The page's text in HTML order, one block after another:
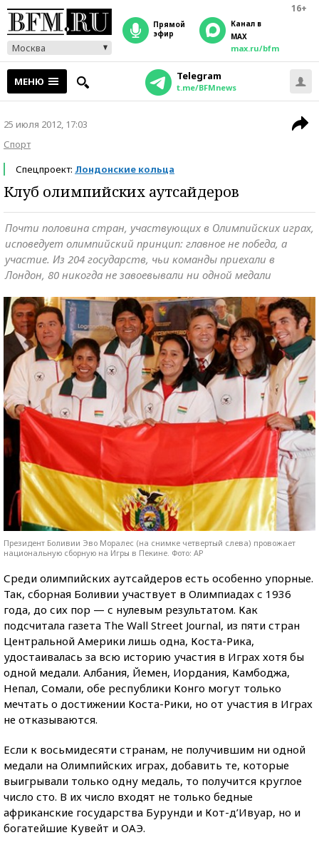
16+
Москва
прямой
эфир
Канал в
MAX
max.ru/bfm
МЕНЮ Telegram
t.me/BFMnews
25 июля 2012, 17:03
Спорт
Спецпроект: Лондонские кольца
Клуб олимпийских аутсайдеров
Почти половина стран, участвующих в Олимпийских играх,
исповедует олимпийский принцип: главное не победа, а
участие. Из 204 государств, чьи команды приехали в
Лондон, 80 никогда не завоевывали ни одной медали
Президент Боливии Эво Моралес (на снимке четвертый слева) провожает
национальную сборную на Игры в Пекине. Фото: AP
Среди олимпийских аутсайдеров есть особенно упорные.
Так, сборная Боливии участвует в Олимпиадах с 1936
года, до сих пор — с нулевым результатом. Как
подсчитала газета The Wall Street Journal, из пяти стран
Центральной Америки лишь одна, Коста-Рика,
удостаивалась за всю историю участия в Играх хотя бы
одной медали. Албания, Йемен, Иордания, Камбоджа,
Непал, Сомали, обе республики Конго могут только
мечтать о достижении Коста-Рики, но от участия в Играх
не отказываются.
Если к восьмидесяти странам, не получившим ни одной
медали на Олимпийских играх, добавить те, которые
выигрывали только одну медаль, то получится круглое
число сто. В их число входят не только бедные
африканские государства Бурунди и Кот-д’Ивуар, но и
богатейшие Кувейт и ОАЭ.